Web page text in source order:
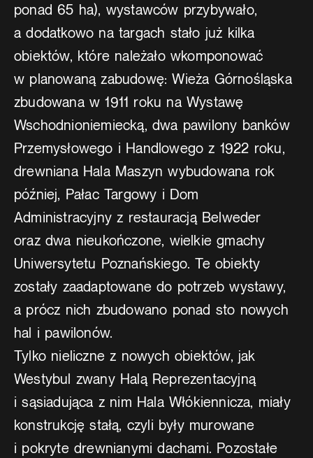
ponad 65 ha), wystawców przybywało,
a dodatkowo na targach stało już kilka
obiektów, które należało wkomponować
w planowaną zabudowę: Wieża Górnośląska
zbudowana w 1911 roku na Wystawę
Wschodnioniemiecką, dwa pawilony banków
Przemysłowego i Handlowego z 1922 roku,
drewniana Hala Maszyn wybudowana rok
później, Pałac Targowy i Dom
Administracyjny z restauracją Belweder
oraz dwa nieukończone, wielkie gmachy
Uniwersytetu Poznańskiego. Te obiekty
zostały zaadaptowane do potrzeb wystawy,
a prócz nich zbudowano ponad sto nowych
hal i pawilonów.
Tylko nieliczne z nowych obiektów, jak
Westybul zwany Halą Reprezentacyjną
i sąsiadująca z nim Hala Włókiennicza, miały
konstrukcję stałą, czyli były murowane
i pokryte drewnianymi dachami. Pozostałe